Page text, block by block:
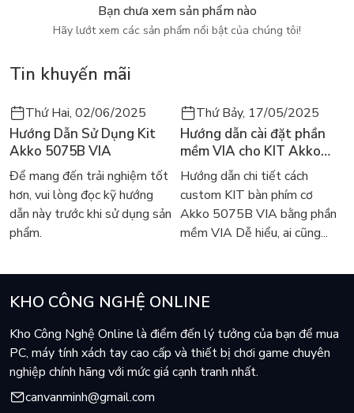
Bạn chưa xem sản phẩm nào
Hãy lướt xem các sản phẩm nổi bật của chúng tôi!
Tin khuyến mãi
Thứ Hai, 02/06/2025
Hướng Dẫn Sử Dụng Kit
Akko 5075B VIA
Để mang đến trải nghiệm tốt
hơn, vui lòng đọc kỹ hướng
dẫn này trước khi sử dụng sản
phẩm.
Thứ Bảy, 17/05/2025
Hướng dẫn cài đặt phần
mềm VIA cho KIT Akko
5075B VIA
Hướng dẫn chi tiết cách
custom KIT bàn phím cơ
Akko 5075B VIA bằng phần
mềm VIA Dễ hiểu, ai cũng...
KHO CÔNG NGHỆ ONLINE
Kho Công Nghệ Online là điểm đến lý tưởng của bạn để mua
PC, máy tính xách tay cao cấp và thiết bị chơi game chuyên
nghiệp chính hãng với mức giá cạnh tranh nhất.
canvanminh@gmail.com